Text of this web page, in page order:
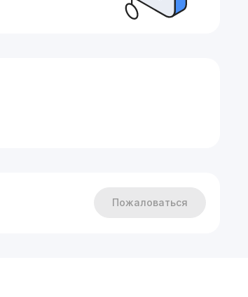
Пожаловаться